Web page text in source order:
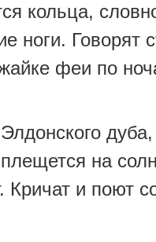
кольца,
ноги. Говорят
феи по
на
Кричат и поют